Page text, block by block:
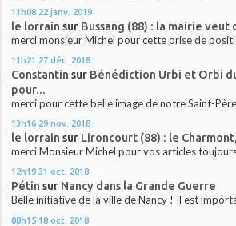
11h08 22 janv. 2019
le lorrain sur Bussang (88) : la mairie veut
merci monsieur Michel pour cette prise de
11h21 27 déc. 2018
Constantin sur Bénédiction Urbi et Orbi
pour...
merci pour cette belle image de notre Saint-
13h16 29 nov. 2018
le lorrain sur Lironcourt (88) : le
merci Monsieur Michel pour vos articles
12h19 31 oct. 2018
Pétin sur Nancy dans la Grande Guerre
Belle initiative de la ville de Nancy ! Il est
08h15 18 oct. 2018